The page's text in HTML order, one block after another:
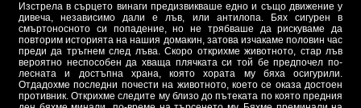
Изстрела в сърцето винаги предизвикваше едно и също движение у
дивеча, независимо дали е лъв, или антилопа. Бях сигурен в
смъртоносното си попадение, но не трябваше да рискуваме да
повторим историята на нашия домакин, затова изчакаме половин час
преди да тръгнем след лъва. Скоро открихме животното, стар лъв
вероятно неспособен да хваща плячката си той бе предпочел по-
лесната и достъпна храна, която хората му бяха осигурили.
Отдадохме последни почести на животното, което се оказа достоен
противник. Открихме следите му близо до пътеката по която предния